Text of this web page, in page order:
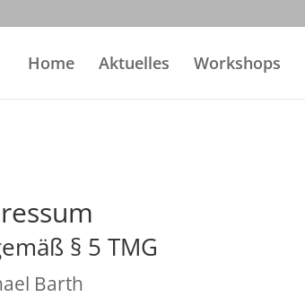
Home Aktuelles Workshops
§ 5 TMG
Barth